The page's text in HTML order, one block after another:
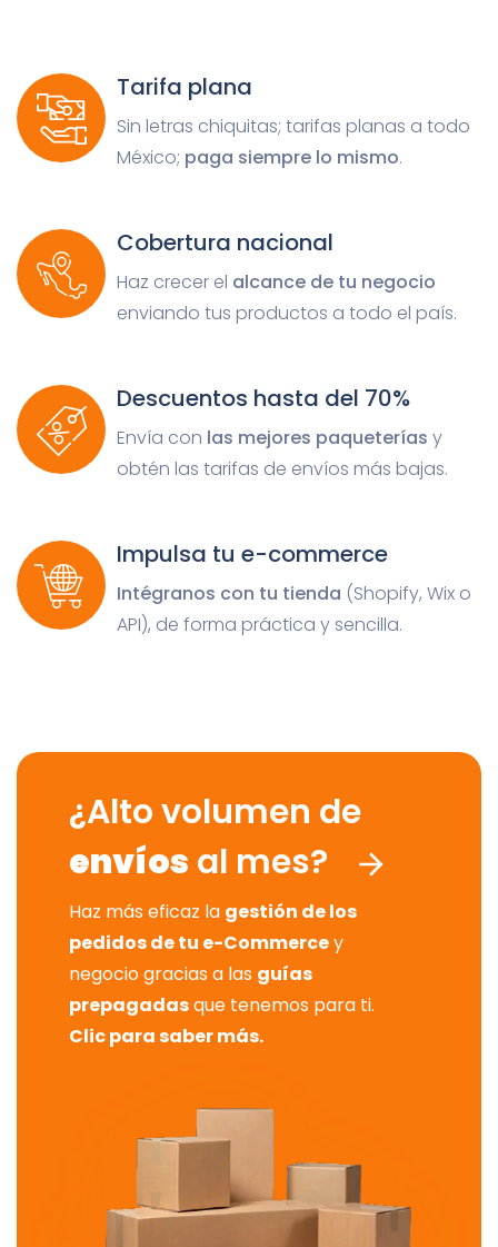
Tarifa plana
Sin letras chiquitas; tarifas planas a todo
México; paga siempre lo mismo.
Cobertura nacional
Haz crecer el alcance de tu negocio
enviando tus productos a todo el país.
Descuentos hasta del 70%
Envía con las mejores paqueterías y
obtén las tarifas de envíos más bajas.
Impulsa tu e-commerce
Intégranos con tu tienda (Shopify, Wix o
API), de forma práctica y sencilla.
¿Alto volumen de
envíos al mes?
Haz más eficaz la gestión de los
pedidos de tu e-Commercey
negocio gracias a las guías
prepagadasque tenemos para ti.
Clic para saber más.